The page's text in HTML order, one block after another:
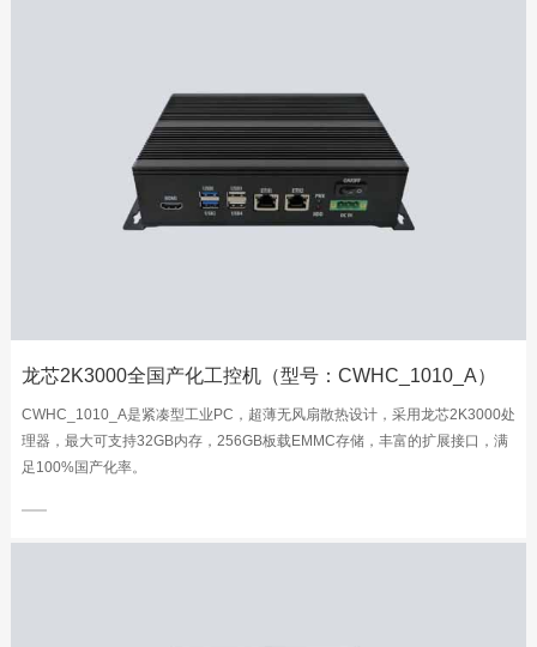
龙芯2K3000全国产化工控机（型号：CWHC_1010_A）
CWHC_1010_A是紧凑型工业PC，超薄无风扇散热设计，采用龙芯2K3000处
理器，最大可支持32GB内存，256GB板载EMMC存储，丰富的扩展接口，满
足100%国产化率。